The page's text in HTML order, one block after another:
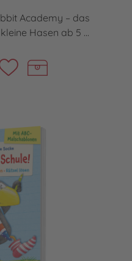
Academy – das
Hasen ab 5 ...